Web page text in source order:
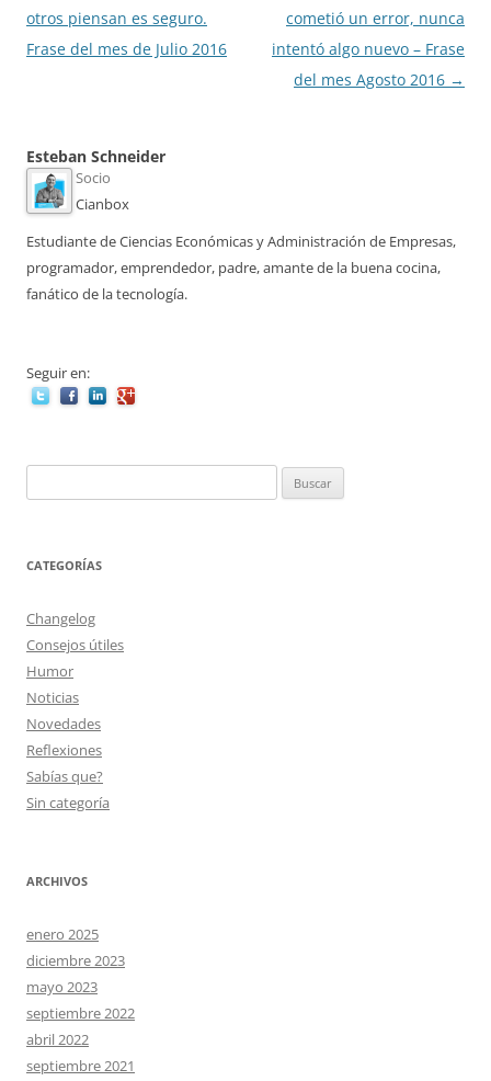
de
entradas
otros piensan es seguro.
Frase del mes de Julio 2016
cometió un error, nunca
intentó algo nuevo – Frase
del mes Agosto 2016 →
Esteban Schneider
Socio
Cianbox
Estudiante de Ciencias Económicas y Administración de Empresas,
programador, emprendedor, padre, amante de la buena cocina,
fanático de la tecnología.
Seguir en:
CATEGORÍAS
Changelog
Consejos útiles
Humor
Noticias
Novedades
Reflexiones
Sabías que?
Sin categoría
ARCHIVOS
enero 2025
diciembre 2023
mayo 2023
septiembre 2022
abril 2022
septiembre 2021